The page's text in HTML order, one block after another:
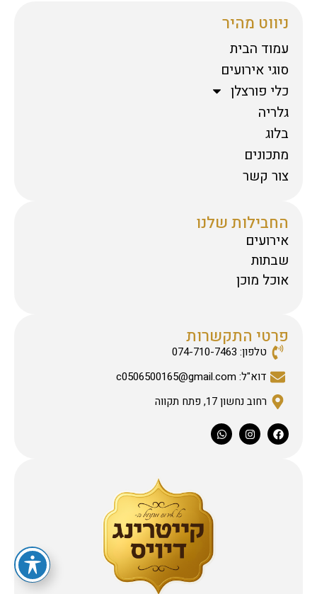
ניווט מהיר
עמוד הבית
סוגי אירועים
כלי פורצלן
גלריה
בלוג
מתכונים
צור קשר
החבילות שלנו
אירועים
שבתות
אוכל מוכן
פרטי התקשרות
טלפון: 074-710-7463
דוא"ל: c0506500165@gmail.com
רחוב נחשון 17, פתח תקווה